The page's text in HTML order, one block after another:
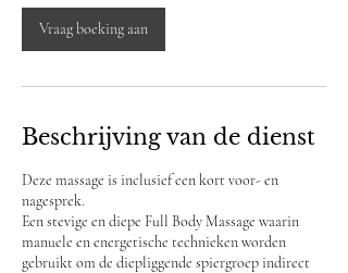
Vraag boeking aan
Beschrijving van de dienst
Deze massage is inclusief een kort voor- en
nagesprek.
Een stevige en diepe Full Body Massage waarin
manuele en energetische technieken worden
gebruikt om de diepliggende spiergroep indirect